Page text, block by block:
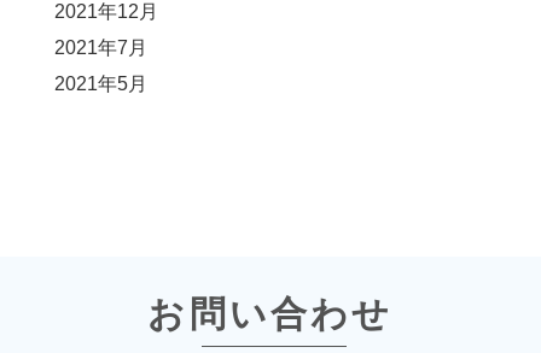
2021年12月
2021年7月
2021年5月
お問い合わせ